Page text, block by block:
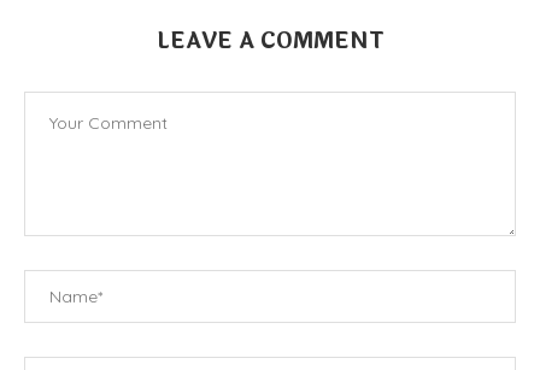
LEAVE A COMMENT